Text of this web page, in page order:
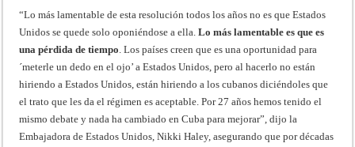
“Lo más lamentable de esta resolución todos los años no es que Estados
Unidos se quede solo oponiéndose a ella.Lo más lamentable es que es
una pérdida de tiempo. Los países creen que es una oportunidad para
´meterle un dedo en el ojo’ a Estados Unidos, pero al hacerlo no están
hiriendo a Estados Unidos, están hiriendo a los cubanos diciéndoles que
el trato que les da el régimen es aceptable. Por 27 años hemos tenido el
mismo debate y nada ha cambiado en Cuba para mejorar”, dijo la
Embajadora de Estados Unidos, Nikki Haley, asegurando que por décadas